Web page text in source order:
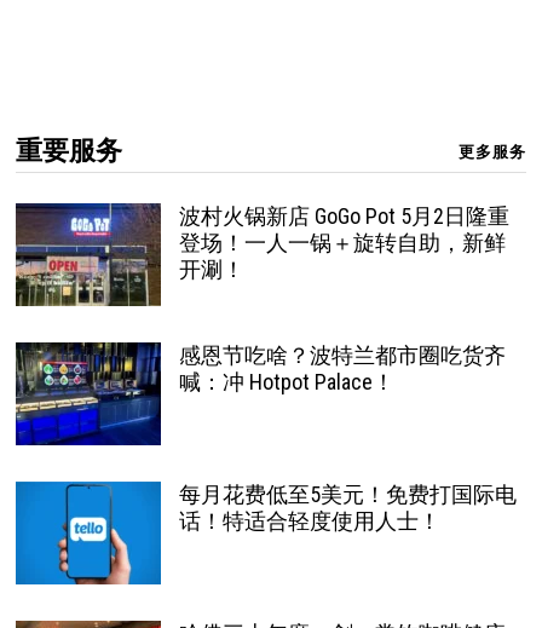
重要服务 更多服务
波村火锅新店 GoGo Pot 5月2日隆重
登场！一人一锅＋旋转自助，新鲜
开涮！
感恩节吃啥？波特兰都市圈吃货齐
喊：冲 Hotpot Palace！
每月花费低至5美元！免费打国际电
话！特适合轻度使用人士！